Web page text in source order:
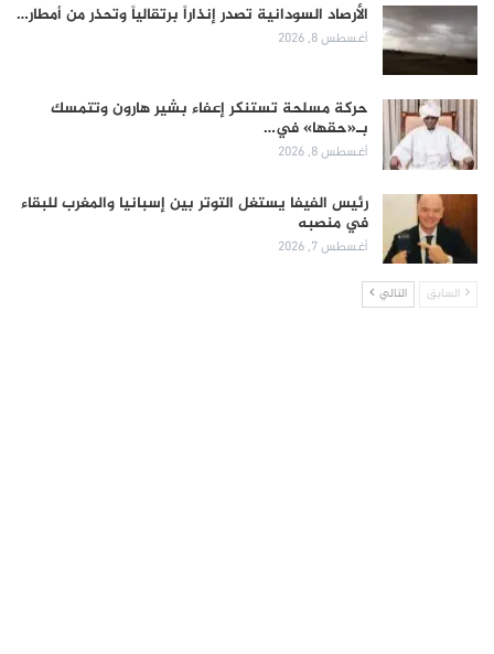
الأرصاد السودانية تصدر إنذاراً برتقالياً وتحذر من أمطار…
أغسطس 8, 2026
حركة مسلحة تستنكر إعفاء بشير هارون وتتمسك
بـ«حقها» في…
أغسطس 8, 2026
رئيس الفيفا يستغل التوتر بين إسبانيا والمغرب للبقاء
في منصبه
أغسطس 7, 2026
السابق التالي